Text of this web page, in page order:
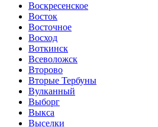
Воскресенское
Восток
Восточное
Восход
Воткинск
Всеволожск
Второво
Вторые Тербуны
Вулканный
Выборг
Выкса
Выселки